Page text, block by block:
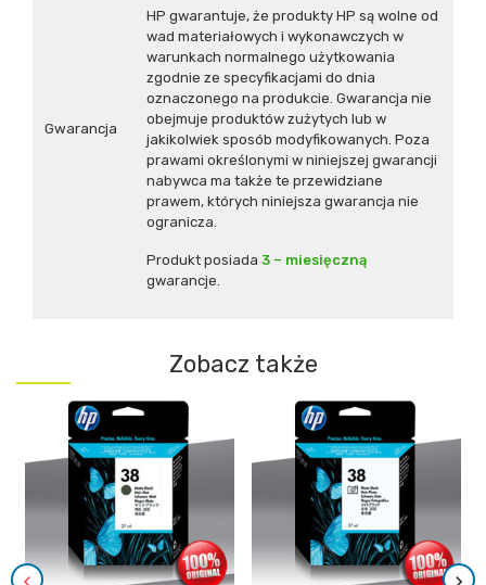
Gwarancja
HP gwarantuje, że produkty HP są wolne od
wad materiałowych i wykonawczych w
warunkach normalnego użytkowania
zgodnie ze specyfikacjami do dnia
oznaczonego na produkcie. Gwarancja nie
obejmuje produktów zużytych lub w
jakikolwiek sposób modyfikowanych. Poza
prawami określonymi w niniejszej gwarancji
nabywca ma także te przewidziane
prawem, których niniejsza gwarancja nie
ogranicza.
Produkt posiada 3 – miesięczną
gwarancje.
Zobacz także